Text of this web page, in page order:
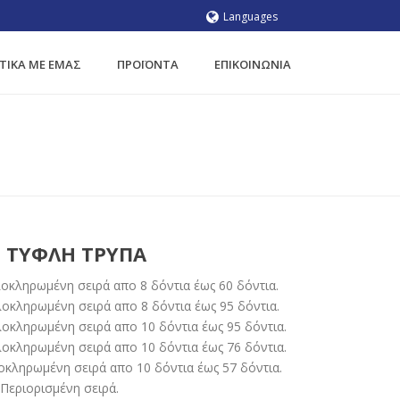
Languages
ΜΕ ΕΜΆΣ ΠΡΟΪΌΝΤΑ ΕΠΙΚΟΙΝΩΝIA
ΤΥΦΛΉ ΤΡΎΠΑ
σειρά απο 8 δόντια έως 60 δόντια.
σειρά απο 8 δόντια έως 95 δόντια.
σειρά απο 10 δόντια έως 95 δόντια.
σειρά απο 10 δόντια έως 76 δόντια.
σειρά απο 10 δόντια έως 57 δόντια.
σειρά.